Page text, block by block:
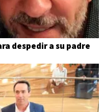
despedir a su padre